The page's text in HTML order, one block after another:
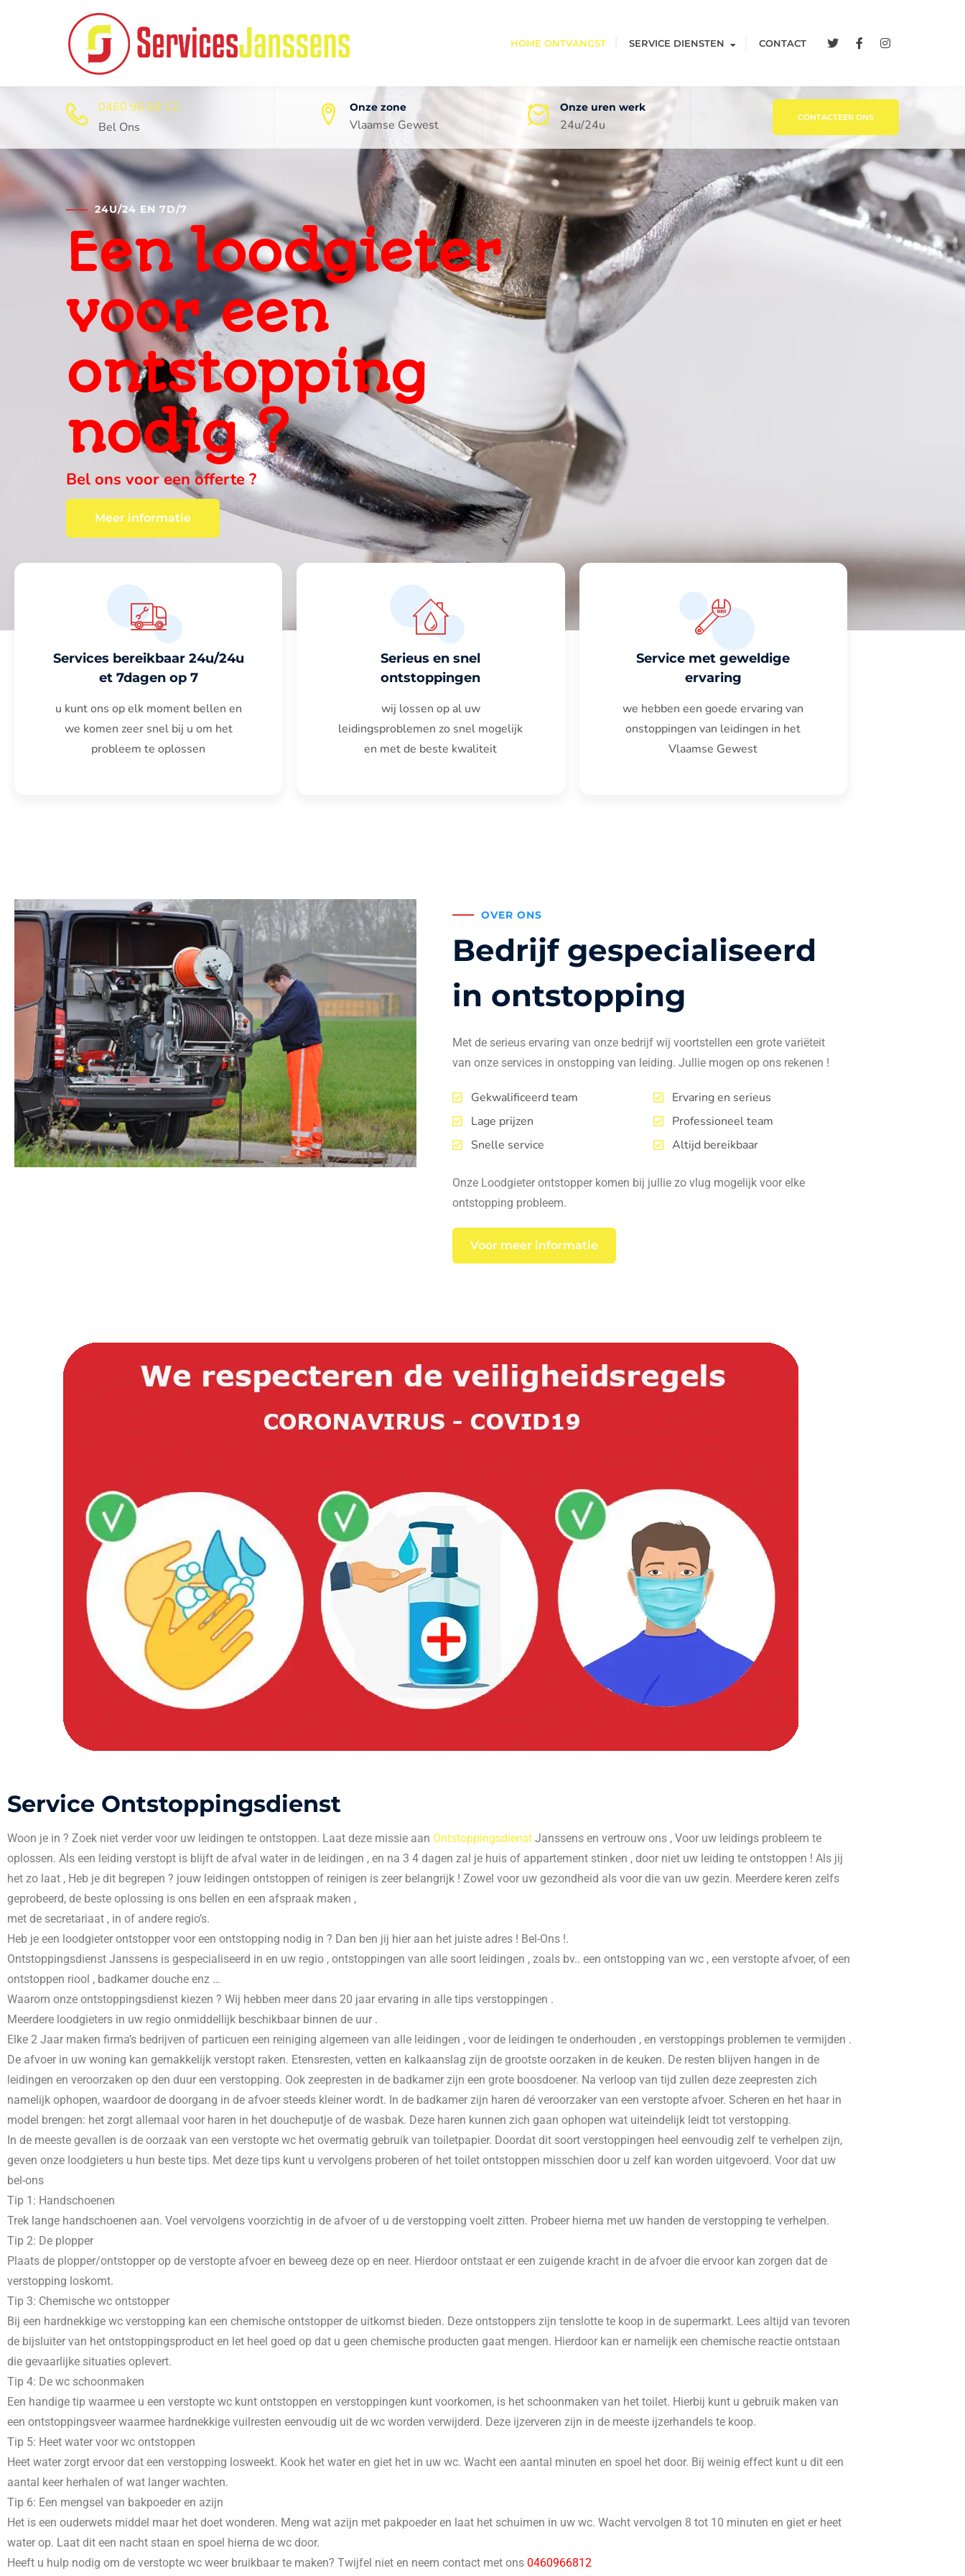
HOME ONTVANGST SERVICE DIENSTEN CONTACT
0460 96 68 12
Bel Ons
Onze zone
Vlaamse Gewest
Onze uren werk
24u/24u CONTACTEER ONS
Professioneel
ontstopping
dienst 20 jaar
ervaring, snel
ter plaats
wij vinden altijd een oplossing , correcte prijzen vanaf 119 euro
Services bereikbaar 24u/24u
et 7dagen op 7
u kunt ons op elk moment bellen en
we komen zeer snel bij u om het
probleem te oplossen
Serieus en snel
ontstoppingen
wij lossen op al uw
leidingsproblemen zo snel mogelijk
en met de beste kwaliteit
Service met geweldige
ervaring
we hebben een goede ervaring van
onstoppingen van leidingen in het
Vlaamse Gewest
OVER ONS
Bedrijf gespecialiseerd
in ontstopping
Met de serieus ervaring van onze bedrijf wij voortstellen een grote variëteit
van onze services in onstopping van leiding. Jullie mogen op ons rekenen !
Gekwalificeerd team
Lage prijzen
Snelle service
Ervaring en serieus
Professioneel team
Altijd bereikbaar
Onze Loodgieter ontstopper komen bij jullie zo vlug mogelijk voor elke
ontstopping probleem.
Voor meer informatie
Service Ontstoppingsdienst
Woon je in ? Zoek niet verder voor uw leidingen te ontstoppen. Laat deze missie aan Ontstoppingsdienst Janssens en vertrouw ons , Voor uw leidings probleem te
oplossen. Als een leiding verstopt is blijft de afval water in de leidingen , en na 3 4 dagen zal je huis of appartement stinken , door niet uw leiding te ontstoppen ! Als jij
het zo laat , Heb je dit begrepen ? jouw leidingen ontstoppen of reinigen is zeer belangrijk ! Zowel voor uw gezondheid als voor die van uw gezin. Meerdere keren zelfs
geprobeerd, de beste oplossing is ons bellen en een afspraak maken ,
met de secretariaat , in of andere regio’s.
Heb je een loodgieter ontstopper voor een ontstopping nodig in ? Dan ben jij hier aan het juiste adres ! Bel-Ons !.
Ontstoppingsdienst Janssens is gespecialiseerd in en uw regio , ontstoppingen van alle soort leidingen , zoals bv.. een ontstopping van wc , een verstopte afvoer, of een
ontstoppen riool , badkamer douche enz …
Waarom onze ontstoppingsdienst kiezen ? Wij hebben meer dans 20 jaar ervaring in alle tips verstoppingen .
Meerdere loodgieters in uw regio onmiddellijk beschikbaar binnen de uur .
Elke 2 Jaar maken firma’s bedrijven of particuen een reiniging algemeen van alle leidingen , voor de leidingen te onderhouden , en verstoppings problemen te vermijden .
De afvoer in uw woning kan gemakkelijk verstopt raken. Etensresten, vetten en kalkaanslag zijn de grootste oorzaken in de keuken. De resten blijven hangen in de
leidingen en veroorzaken op den duur een verstopping. Ook zeepresten in de badkamer zijn een grote boosdoener. Na verloop van tijd zullen deze zeepresten zich
namelijk ophopen, waardoor de doorgang in de afvoer steeds kleiner wordt. In de badkamer zijn haren dé veroorzaker van een verstopte afvoer. Scheren en het haar in
model brengen: het zorgt allemaal voor haren in het doucheputje of de wasbak. Deze haren kunnen zich gaan ophopen wat uiteindelijk leidt tot verstopping.
In de meeste gevallen is de oorzaak van een verstopte wc het overmatig gebruik van toiletpapier. Doordat dit soort verstoppingen heel eenvoudig zelf te verhelpen zijn,
geven onze loodgieters u hun beste tips. Met deze tips kunt u vervolgens proberen of het toilet ontstoppen misschien door u zelf kan worden uitgevoerd. Voor dat uw
bel-ons
Tip 1: Handschoenen
Trek lange handschoenen aan. Voel vervolgens voorzichtig in de afvoer of u de verstopping voelt zitten. Probeer hierna met uw handen de verstopping te verhelpen.
Tip 2: De plopper
Plaats de plopper/ontstopper op de verstopte afvoer en beweeg deze op en neer. Hierdoor ontstaat er een zuigende kracht in de afvoer die ervoor kan zorgen dat de
verstopping loskomt.
Tip 3: Chemische wc ontstopper
Bij een hardnekkige wc verstopping kan een chemische ontstopper de uitkomst bieden. Deze ontstoppers zijn tenslotte te koop in de supermarkt. Lees altijd van tevoren
de bijsluiter van het ontstoppingsproduct en let heel goed op dat u geen chemische producten gaat mengen. Hierdoor kan er namelijk een chemische reactie ontstaan
die gevaarlijke situaties oplevert.
Tip 4: De wc schoonmaken
Een handige tip waarmee u een verstopte wc kunt ontstoppen en verstoppingen kunt voorkomen, is het schoonmaken van het toilet. Hierbij kunt u gebruik maken van
een ontstoppingsveer waarmee hardnekkige vuilresten eenvoudig uit de wc worden verwijderd. Deze ijzerveren zijn in de meeste ijzerhandels te koop.
Tip 5: Heet water voor wc ontstoppen
Heet water zorgt ervoor dat een verstopping losweekt. Kook het water en giet het in uw wc. Wacht een aantal minuten en spoel het door. Bij weinig effect kunt u dit een
aantal keer herhalen of wat langer wachten.
Tip 6: Een mengsel van bakpoeder en azijn
Het is een ouderwets middel maar het doet wonderen. Meng wat azijn met pakpoeder en laat het schuimen in uw wc. Wacht vervolgen 8 tot 10 minuten en giet er heet
water op. Laat dit een nacht staan en spoel hierna de wc door.
Heeft u hulp nodig om de verstopte wc weer bruikbaar te maken? Twijfel niet en neem contact met ons 0460966812